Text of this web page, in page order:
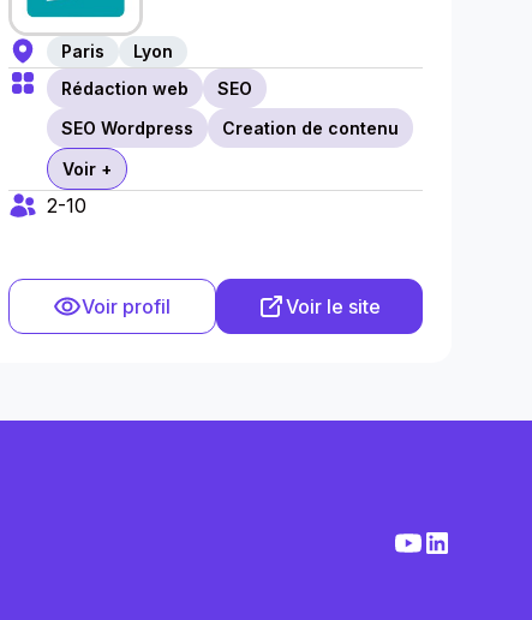
Paris
Lyon
Rédaction web
SEO
SEO Wordpress
Creation de contenu
Voir +
2-10
Voir profil Voir le site